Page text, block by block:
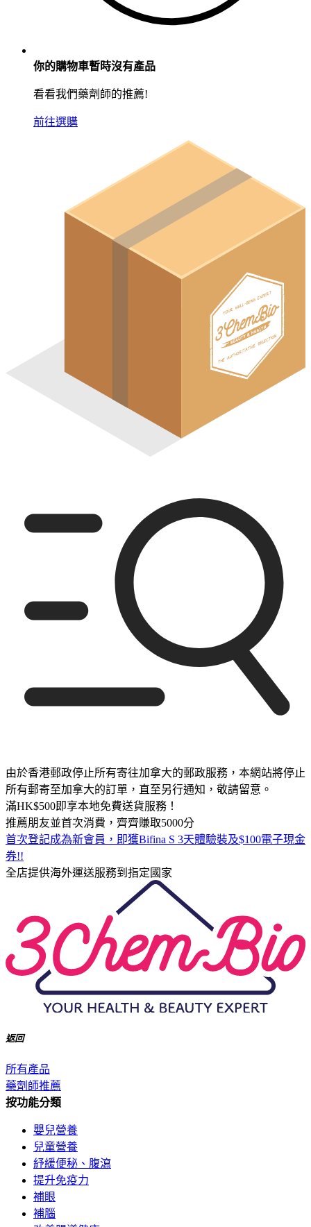
你的購物車暫時沒有產品
看看我們藥劑師的推薦!
前往選購
由於香港郵政停止所有寄往加拿大的郵政服務，本網站將停止
所有郵寄至加拿大的訂單，直至另行通知，敬請留意。
滿HK$500即享本地免費送貨服務！
推薦朋友並首次消費，齊齊賺取5000分
首次登記成為新會員，即獲Bifina S 3天體驗裝及$100電子現金
券!!
全店提供海外運送服務到指定國家
返回
所有產品
藥劑師推薦
按功能分類
嬰兒營養
兒童營養
紓緩便秘、腹瀉
提升免疫力
補眼
補腦